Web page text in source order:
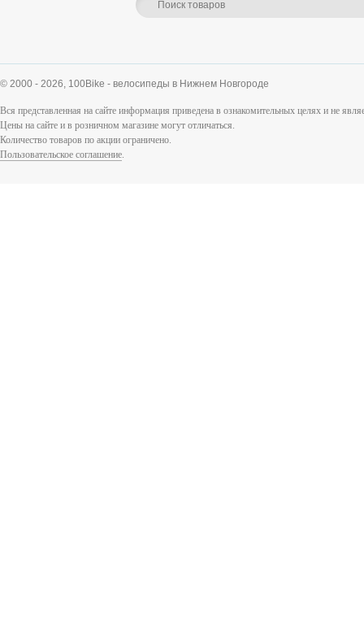
© 2000 - 2026, 100Bike - велосипеды в Нижнем Новгороде
Вся представленная на сайте информация приведена в ознакомительных целях и не
Цены на сайте и в розничном магазине могут отличаться.
Количество товаров по акции ограничено.
Пользовательское соглашение.